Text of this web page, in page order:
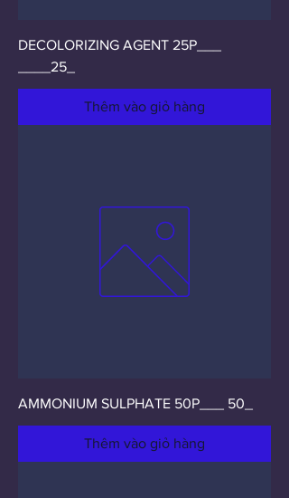
DECOLORIZING AGENT 25P___
____25_
Thêm vào giỏ hàng
AMMONIUM SULPHATE 50P___ 50_
Thêm vào giỏ hàng